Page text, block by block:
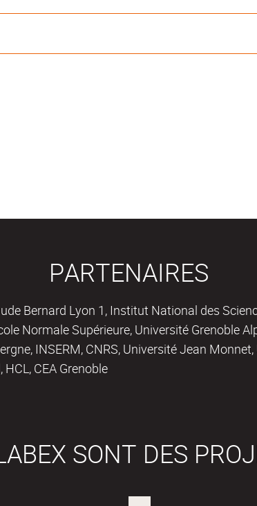
PARTENAIRES
Bernard Lyon 1, Institut National des
Normale Supérieure, Université Grenoble
INSERM, CNRS, Université Jean
CEA Grenoble
SONT DES